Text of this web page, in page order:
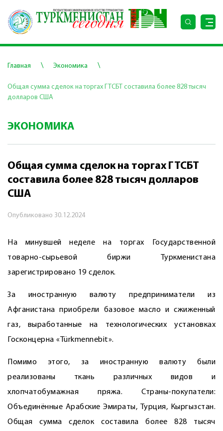
Главная \ Экономика \
Общая сумма сделок на торгах ГТСБТ составила более 828 тысяч
долларов США
ЭКОНОМИКА
Общая сумма сделок на торгах ГТСБТ
составила более 828 тысяч долларов
США
Опубликовано 30.12.2024
На минувшей неделе на торгах Государственной
товарно-сырьевой биржи Туркменистана
зарегистрировано 19 сделок.
За иностранную валюту предприниматели из
Афганистана приобрели базовое масло и сжиженный
газ, выработанные на технологических установках
Госконцерна «Türkmennebit».
Помимо этого, за иностранную валюту были
реализованы ткань различных видов и
хлопчатобумажная пряжа. Страны-покупатели:
Объединённые Арабские Эмираты, Турция, Кыргызстан.
Общая сумма сделок составила более 828 тысяч